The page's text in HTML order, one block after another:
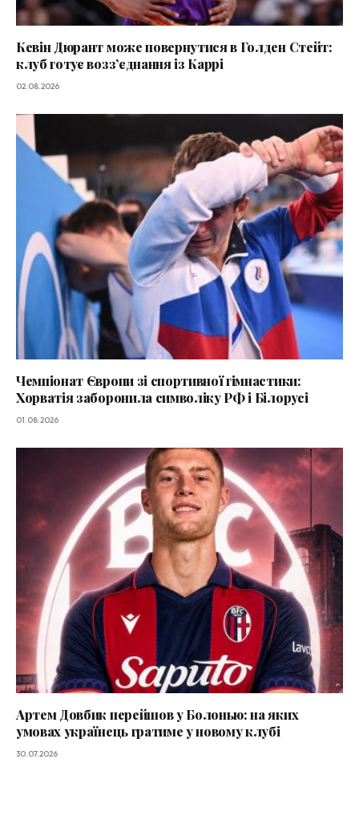
Кевін Дюрант може повернутися в Голден Стейт:
клуб готує возз’єднання із Каррі
02.08.2026
Чемпіонат Європи зі спортивної гімнастики:
Хорватія заборонила символіку РФ і Білорусі
01.08.2026
Артем Довбик перейшов у Болонью: на яких
умовах українець гратиме у новому клубі
30.07.2026